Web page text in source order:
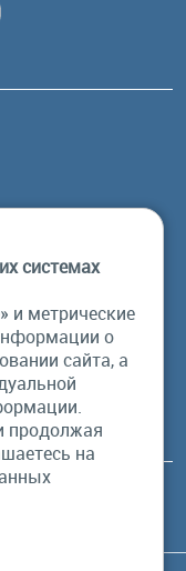
корп 1
системах
и метрические
о
сайта, а
продолжая
на